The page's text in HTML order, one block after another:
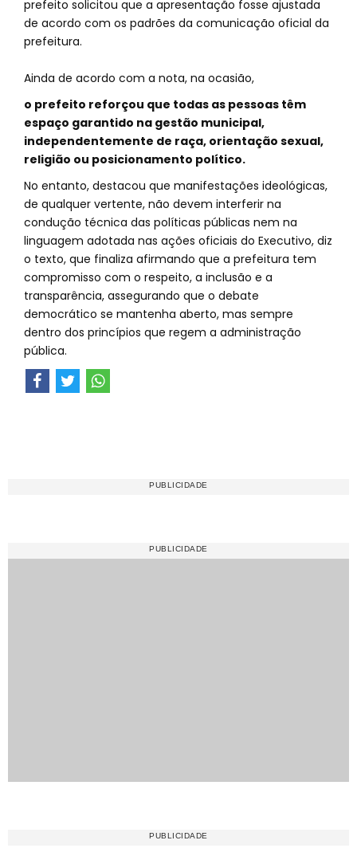
prefeito solicitou que a apresentação fosse ajustada
de acordo com os padrões da comunicação oficial da
prefeitura.
Ainda de acordo com a nota, na ocasião,
o prefeito reforçou que todas as pessoas têm
espaço garantido na gestão municipal,
independentemente de raça, orientação sexual,
religião ou posicionamento político.
No entanto, destacou que manifestações ideológicas,
de qualquer vertente, não devem interferir na
condução técnica das políticas públicas nem na
linguagem adotada nas ações oficiais do Executivo, diz
o texto, que finaliza afirmando que a prefeitura tem
compromisso com o respeito, a inclusão e a
transparência, assegurando que o debate
democrático se mantenha aberto, mas sempre
dentro dos princípios que regem a administração
pública.